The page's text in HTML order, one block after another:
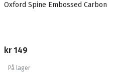
Oxford Spine Embossed Carbon
kr 149
På lager